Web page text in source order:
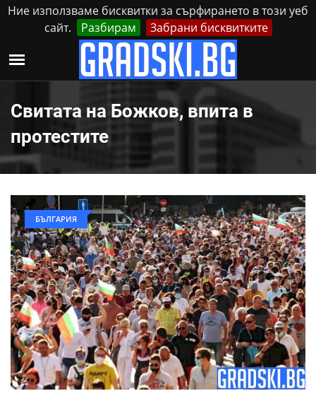
Ние използваме бисквитки за сърфирането в този уеб
сайт.
Разбирам Забрани бисквитките
Неделя, 9 Август, 2026 Реклама Контакти
Свитата на Божков, впита в
протестите
БЪЛГАРИЯ